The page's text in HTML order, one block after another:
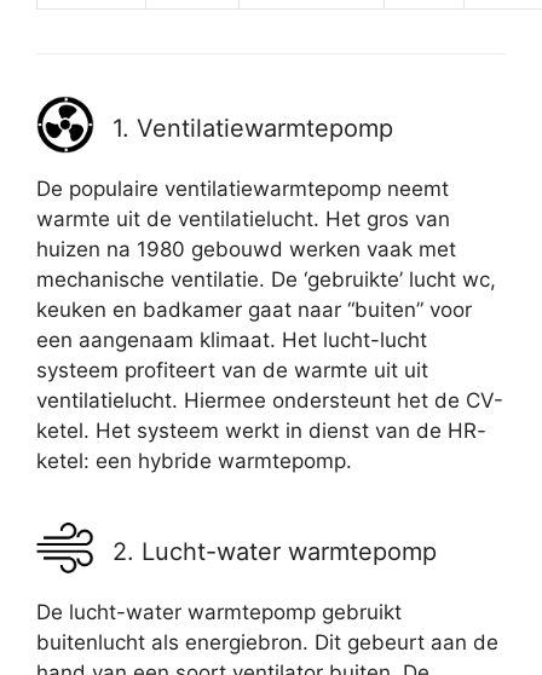
1. Ventilatiewarmtepomp
De populaire ventilatiewarmtepomp neemt
warmte uit de ventilatielucht. Het gros van
huizen na 1980 gebouwd werken vaak met
mechanische ventilatie. De ‘gebruikte’ lucht wc,
keuken en badkamer gaat naar “buiten” voor
een aangenaam klimaat. Het lucht-lucht
systeem profiteert van de warmte uit uit
ventilatielucht. Hiermee ondersteunt het de CV-
ketel. Het systeem werkt in dienst van de HR-
ketel: een hybride warmtepomp.
2. Lucht-water warmtepomp
De lucht-water warmtepomp gebruikt
buitenlucht als energiebron. Dit gebeurt aan de